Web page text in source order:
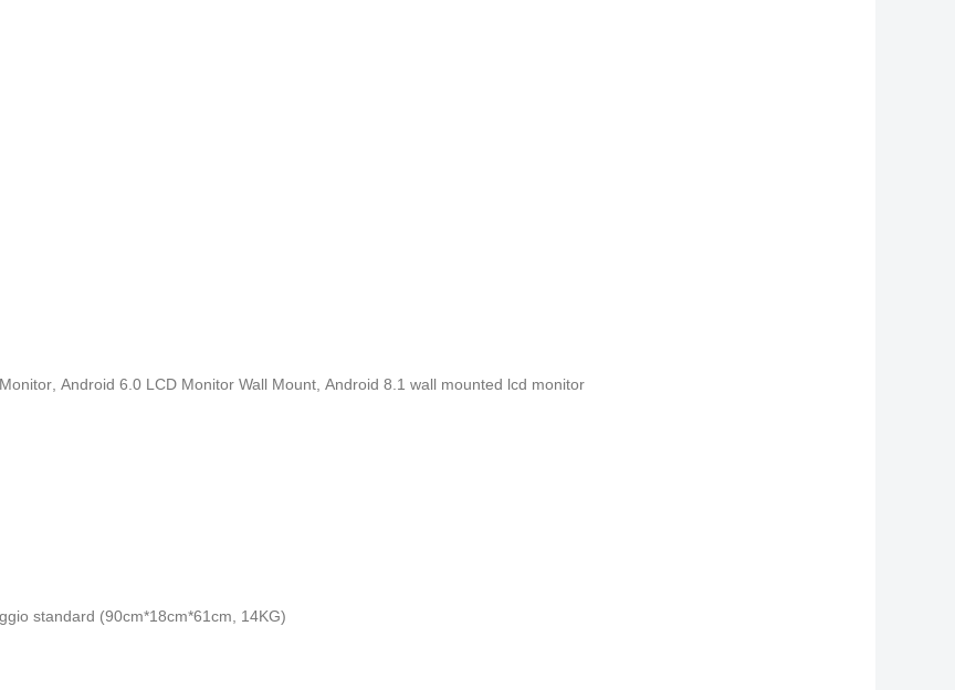
Android 6.0 LCD Monitor Wall Mount Android 8.1 wall mounted lcd monitor
standard (90cm*18cm*61cm, 14KG)